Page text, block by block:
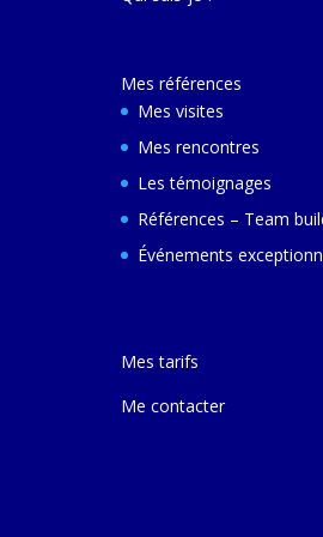
Mes références
Mes visites
Mes rencontres
Les témoignages
Références – Team
Événements
Mes tarifs
Me contacter